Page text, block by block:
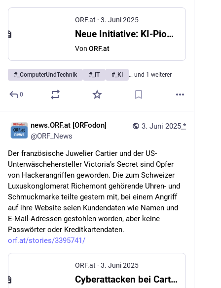
ORF.at · 3. Juni 2025
Neue Initiative: KI-Pionier will Technik Leitplanken verpassen
Von ORF.at
# _ComputerUndTechnik # _IT # _KI … und 1 weiterer
0
3. Juni 2025 *
news.ORF.at [ORFodon]
@ORF_News
Der französische Juwelier Cartier und der US-
Unterwäschehersteller Victoria’s Secret sind Opfer
von Hackerangriffen geworden. Die zum Schweizer
Luxuskonglomerat Richemont gehörende Uhren- und
Schmuckmarke teilte gestern mit, bei einem Angriff
auf ihre Website seien Kundendaten wie Namen und
E-Mail-Adressen gestohlen worden, aber keine
Passwörter oder Kreditkartendaten.
orf.at/stories/3395741/
ORF.at · 3. Juni 2025
Cyberattacken bei Cartier und Victoria’s Secret